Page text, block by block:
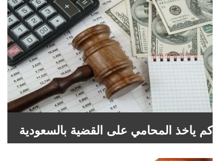
كم ياخذ المحامي على القضية بالسعودية